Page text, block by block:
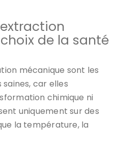
de la santé
mécanique sont les
car elles
chimique ni
uniquement sur des
la température, la